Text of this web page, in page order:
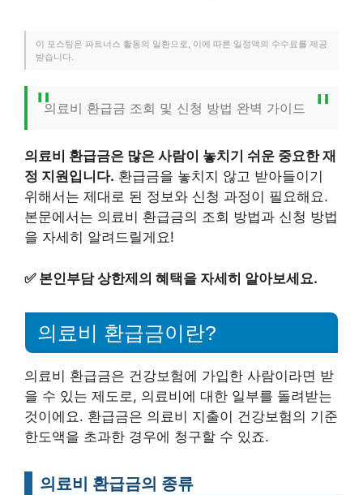
이 포스팅은 파트너스 활동의 일환으로, 이에 따른 일정액의 수수료를 제공
받습니다.
의료비 환급금 조회 및 신청 방법 완벽 가이드
의료비 환급금은 많은 사람이 놓치기 쉬운 중요한 재
정 지원입니다. 환급금을 놓치지 않고 받아들이기
위해서는 제대로 된 정보와 신청 과정이 필요해요.
본문에서는 의료비 환급금의 조회 방법과 신청 방법
을 자세히 알려드릴게요!
✅ 본인부담 상한제의 혜택을 자세히 알아보세요.
의료비 환급금이란?
의료비 환급금은 건강보험에 가입한 사람이라면 받
을 수 있는 제도로, 의료비에 대한 일부를 돌려받는
것이에요. 환급금은 의료비 지출이 건강보험의 기준
한도액을 초과한 경우에 청구할 수 있죠.
의료비 환급금의 종류